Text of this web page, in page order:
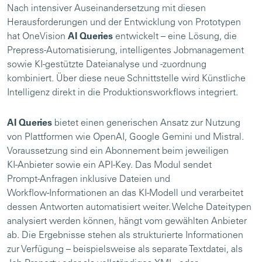
Nach intensiver Auseinandersetzung mit diesen
Herausforderungen und der Entwicklung von Prototypen
hat OneVision AI Queries entwickelt – eine Lösung, die
Prepress‑Automatisierung, intelligentes Jobmanagement
sowie KI‑gestützte Dateianalyse und ‑zuordnung
kombiniert. Über diese neue Schnittstelle wird Künstliche
Intelligenz direkt in die Produktionsworkflows integriert.
AI Queries bietet einen generischen Ansatz zur Nutzung
von Plattformen wie OpenAI, Google Gemini und Mistral.
Voraussetzung sind ein Abonnement beim jeweiligen
KI‑Anbieter sowie ein API‑Key. Das Modul sendet
Prompt‑Anfragen inklusive Dateien und
Workflow‑Informationen an das KI‑Modell und verarbeitet
dessen Antworten automatisiert weiter. Welche Dateitypen
analysiert werden können, hängt vom gewählten Anbieter
ab. Die Ergebnisse stehen als strukturierte Informationen
zur Verfügung – beispielsweise als separate Textdatei, als